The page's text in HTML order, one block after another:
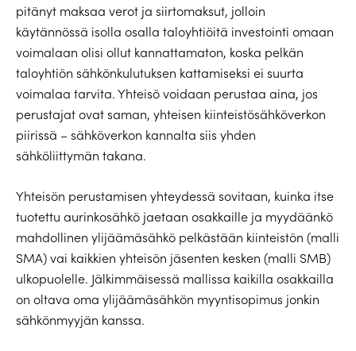
pitänyt maksaa verot ja siirtomaksut, jolloin
käytännössä isolla osalla taloyhtiöitä investointi omaan
voimalaan olisi ollut kannattamaton, koska pelkän
taloyhtiön sähkönkulutuksen kattamiseksi ei suurta
voimalaa tarvita. Yhteisö voidaan perustaa aina, jos
perustajat ovat saman, yhteisen kiinteistösähköverkon
piirissä – sähköverkon kannalta siis yhden
sähköliittymän takana.
Yhteisön perustamisen yhteydessä sovitaan, kuinka itse
tuotettu aurinkosähkö jaetaan osakkaille ja myydäänkö
mahdollinen ylijäämäsähkö pelkästään kiinteistön (malli
SMA) vai kaikkien yhteisön jäsenten kesken (malli SMB)
ulkopuolelle. Jälkimmäisessä mallissa kaikilla osakkailla
on oltava oma ylijäämäsähkön myyntisopimus jonkin
sähkönmyyjän kanssa.